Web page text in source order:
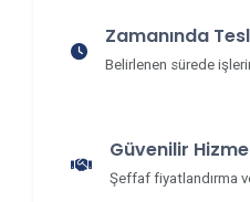
Zamanında
Belirlenen sürede
Güvenilir
Şeffaf fiyatlandırma